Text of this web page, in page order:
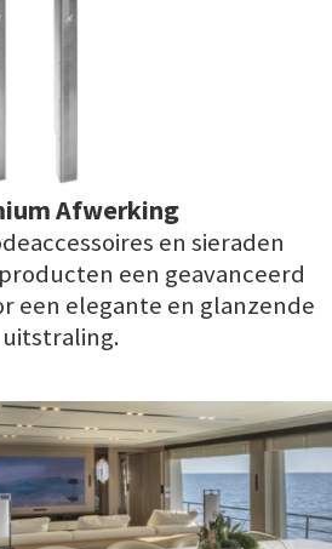
Afwerking
en sieraden
een geavanceerd
een elegante en glanzende
uitstraling.